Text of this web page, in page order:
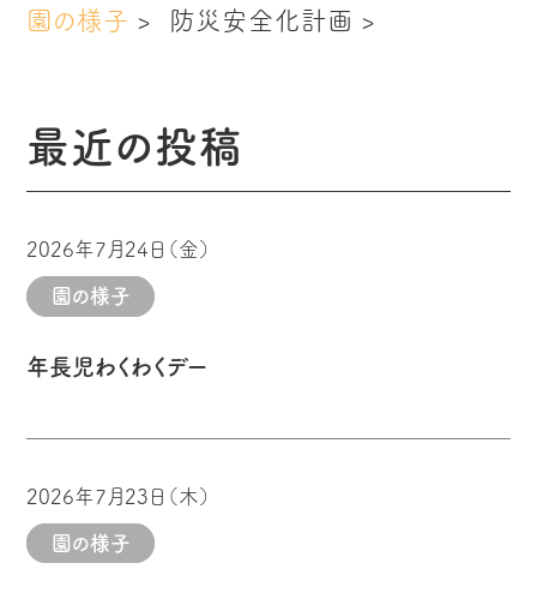
ン
園の様子 防災安全化計画
最近の投稿
2026年7月24日（金）
園の様子
年長児わくわくデー
2026年7月23日（木）
園の様子